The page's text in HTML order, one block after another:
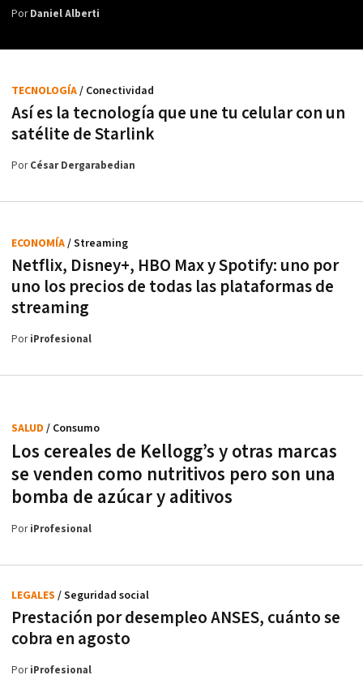
PorDaniel Alberti
Así es la tecnología que une tu celular con un
satélite de Starlink
TECNOLOGÍA/ Conectividad
PorCésar Dergarabedian
Netflix, Disney+, HBO Max y Spotify: uno por
uno los precios de todas las plataformas de
streaming
ECONOMÍA/ Streaming
PoriProfesional
Los cereales de Kellogg’s y otras marcas
se venden como nutritivos pero son una
bomba de azúcar y aditivos
SALUD / Consumo
PoriProfesional
Prestación por desempleo ANSES, cuánto se
cobra en agosto
LEGALES / Seguridad social
PoriProfesional